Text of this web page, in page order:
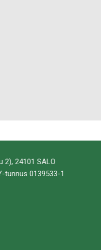
2), 24101 SALO
tunnus 0139533-1